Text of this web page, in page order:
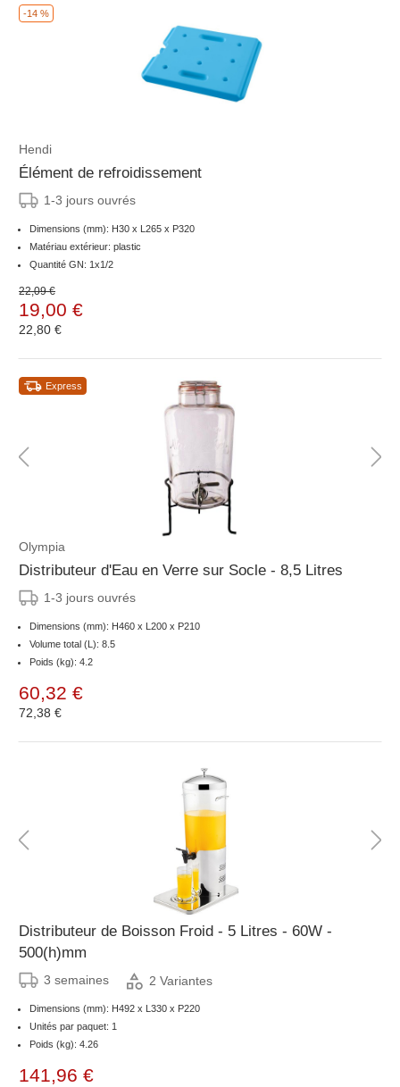
-14 %
Hendi
Élément de refroidissement
1-3 jours ouvrés
Dimensions (mm): H30 x L265 x P320
Matériau extérieur: plastic
Quantité GN: 1x1/2
22,09 €
19,00 €
22,80 €
Express
Olympia
Distributeur d'Eau en Verre sur Socle - 8,5 Litres
1-3 jours ouvrés
Dimensions (mm): H460 x L200 x P210
Volume total (L): 8.5
Poids (kg): 4.2
60,32 €
72,38 €
Distributeur de Boisson Froid - 5 Litres - 60W -
500(h)mm
3 semaines 2 Variantes
Dimensions (mm): H492 x L330 x P220
Unités par paquet: 1
Poids (kg): 4.26
141,96 €